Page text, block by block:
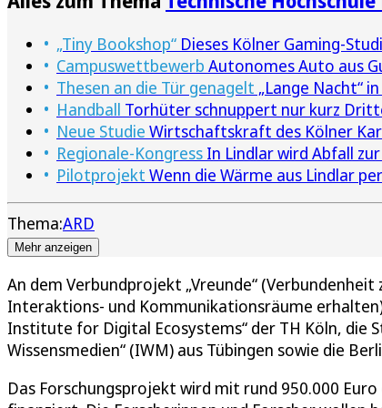
„Tiny Bookshop“ Dieses Kölner Gaming-
Campuswettbewerb Autonomes Auto aus
Thesen an die Tür genagelt „Lange Nacht“
Handball Torhüter schnuppert nur kurz
Neue Studie Wirtschaftskraft des Kölner
Regionale-Kongress In Lindlar wird Abfall
Pilotprojekt Wenn die Wärme aus Lindlar
Thema:ARD
Mehr anzeigen
An dem Verbundprojekt „Vreunde“
Interaktions- und Kommunikationsräume
Institute for Digital Ecosystems“ der TH Köln, die
Wissensmedien“ (IWM) aus Tübingen sowie die
Das Forschungsprojekt wird mit rund 950.000